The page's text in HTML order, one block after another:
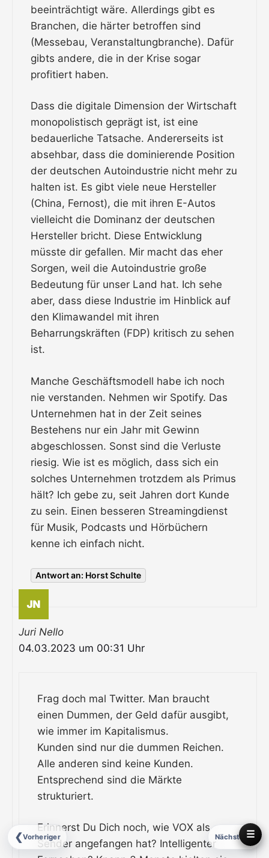
beeinträchtigt wäre. Allerdings gibt es
Branchen, die härter betroffen sind
(Messebau, Veranstaltungbranche). Dafür
gibts andere, die in der Krise sogar
profitiert haben.
Dass die digitale Dimension der Wirtschaft
monopolistisch geprägt ist, ist eine
bedauerliche Tatsache. Andererseits ist
absehbar, dass die dominierende Position
der deutschen Autoindustrie nicht mehr zu
halten ist. Es gibt viele neue Hersteller
(China, Fernost), die mit ihren E-Autos
vielleicht die Dominanz der deutschen
Hersteller bricht. Diese Entwicklung
müsste dir gefallen. Mir macht das eher
Sorgen, weil die Autoindustrie große
Bedeutung für unser Land hat. Ich sehe
aber, dass diese Industrie im Hinblick auf
den Klimawandel mit ihren
Beharrungskräften (FDP) kritisch zu sehen
ist.
Manche Geschäftsmodell habe ich noch
nie verstanden. Nehmen wir Spotify. Das
Unternehmen hat in der Zeit seines
Bestehens nur ein Jahr mit Gewinn
abgeschlossen. Sonst sind die Verluste
riesig. Wie ist es möglich, dass sich ein
solches Unternehmen trotzdem als Primus
hält? Ich gebe zu, seit Jahren dort Kunde
zu sein. Einen besseren Streamingdienst
für Musik, Podcasts und Hörbüchern
kenne ich einfach nicht.
Antwort an: Horst Schulte
Juri Nello
04.03.2023 um 00:31 Uhr
Frag doch mal Twitter. Man braucht
einen Dummen, der Geld dafür ausgibt,
wie immer im Kapitalismus.
Kunden sind nur die dummen Reichen.
Alle anderen sind keine Kunden.
Entsprechend sind die Märkte
strukturiert.
Erinnerst Du Dich noch, wie VOX als
Sender angefangen hat? Intelligenter
❮Vorheriger Nächster ❯
☰